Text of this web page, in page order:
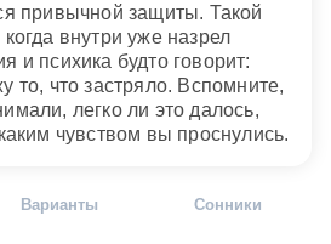
привычной защиты. Такой
внутри уже назрел
и психика будто говорит:
то, что застряло. Вспомните,
легко ли это далось,
чувством вы проснулись.
Варианты Сонники